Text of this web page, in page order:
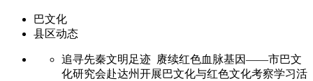
巴文化
县区动态
追寻先秦文明足迹 赓续红色血脉基因——市巴文
化研究会赴达州开展巴文化与红色文化考察学习活